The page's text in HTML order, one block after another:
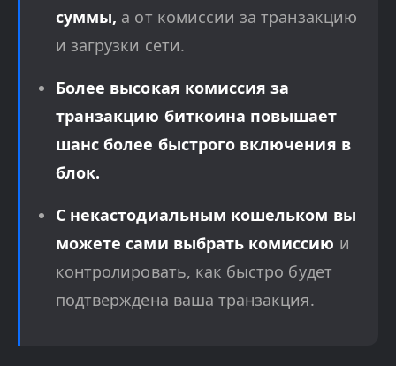
суммы, а от комиссии за транзакцию
и загрузки сети.
Более высокая комиссия за
транзакцию биткоина повышает
шанс более быстрого включения в
блок.
С некастодиальным кошельком вы
можете сами выбрать комиссию и
контролировать, как быстро будет
подтверждена ваша транзакция.